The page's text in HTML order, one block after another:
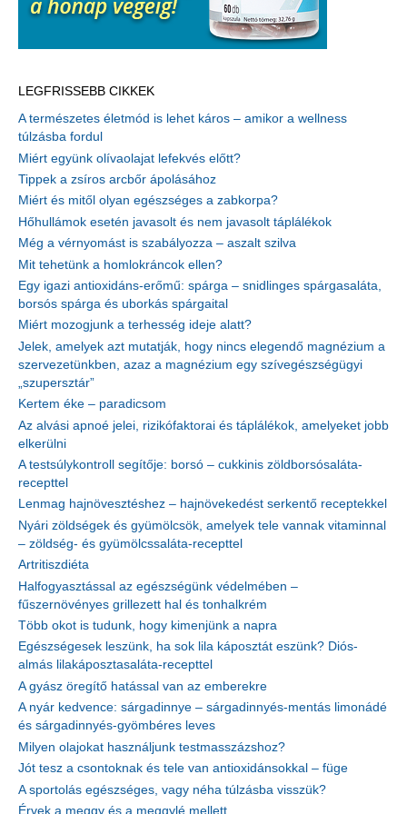
LEGFRISSEBB CIKKEK
A természetes életmód is lehet káros – amikor a wellness
túlzásba fordul
Miért együnk olívaolajat lefekvés előtt?
Tippek a zsíros arcbőr ápolásához
Miért és mitől olyan egészséges a zabkorpa?
Hőhullámok esetén javasolt és nem javasolt táplálékok
Még a vérnyomást is szabályozza – aszalt szilva
Mit tehetünk a homlokráncok ellen?
Egy igazi antioxidáns-erőmű: spárga – snidlinges spárgasaláta,
borsós spárga és uborkás spárgaital
Miért mozogjunk a terhesség ideje alatt?
Jelek, amelyek azt mutatják, hogy nincs elegendő magnézium a
szervezetünkben, azaz a magnézium egy szívegészségügyi
„szupersztár”
Kertem éke – paradicsom
Az alvási apnoé jelei, rizikófaktorai és táplálékok, amelyeket jobb
elkerülni
A testsúlykontroll segítője: borsó – cukkinis zöldborsósaláta-
recepttel
Lenmag hajnövesztéshez – hajnövekedést serkentő receptekkel
Nyári zöldségek és gyümölcsök, amelyek tele vannak vitaminnal
– zöldség- és gyümölcssaláta-recepttel
Artritiszdiéta
Halfogyasztással az egészségünk védelmében –
fűszernövényes grillezett hal és tonhalkrém
Több okot is tudunk, hogy kimenjünk a napra
Egészségesek leszünk, ha sok lila káposztát eszünk? Diós-
almás lilakáposztasaláta-recepttel
A gyász öregítő hatással van az emberekre
A nyár kedvence: sárgadinnye – sárgadinnyés-mentás limonádé
és sárgadinnyés-gyömbéres leves
Milyen olajokat használjunk testmasszázshoz?
Jót tesz a csontoknak és tele van antioxidánsokkal – füge
A sportolás egészséges, vagy néha túlzásba visszük?
Érvek a meggy és a meggylé mellett